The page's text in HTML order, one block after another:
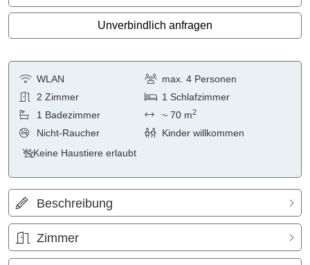
Unverbindlich anfragen
WLAN max. 4 Personen
2 Zimmer 1 Schlafzimmer
1 Badezimmer ~ 70 m2
Nicht-Raucher
Kinder willkommen
Keine Haustiere erlaubt
Beschreibung
Zimmer